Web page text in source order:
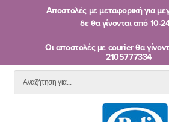
Αποστολές με μεταφορική για
δε θα γίνονται από 10-
Oι αποστολές με courier θα
2105777334